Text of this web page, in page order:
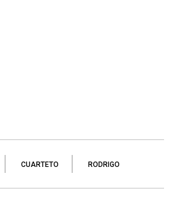
CUARTETO RODRIGO